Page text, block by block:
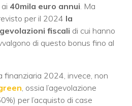
40mila euro annui . Ma
per il 2024 la
fiscali di cui hanno
di questo bonus fino al
finanziaria 2024, invece, non
, ossia l’agevolazione
per l’acquisto di case